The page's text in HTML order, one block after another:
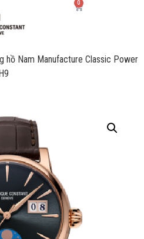
0
hồ Nam Manufacture Classic Power